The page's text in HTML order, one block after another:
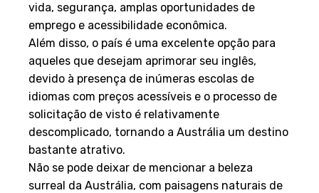
vida, segurança, amplas oportunidades de
emprego e acessibilidade econômica.
Além disso, o país é uma excelente opção para
aqueles que desejam aprimorar seu inglês,
devido à presença de inúmeras escolas de
idiomas com preços acessíveis e o processo de
solicitação de visto é relativamente
descomplicado, tornando a Austrália um destino
bastante atrativo.
Não se pode deixar de mencionar a beleza
surreal da Austrália, com paisagens naturais de